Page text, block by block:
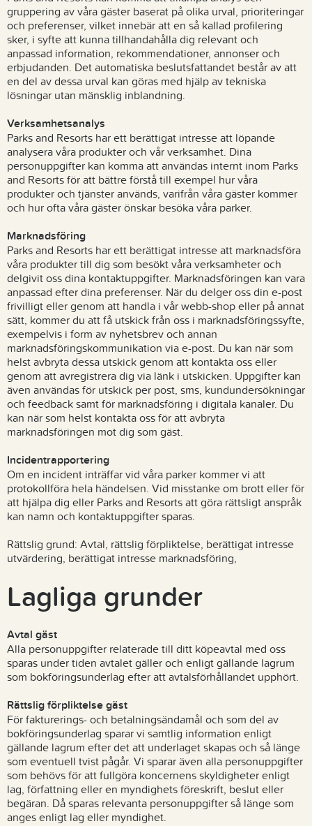
gruppering av våra gäster baserat på olika urval, prioriteringar
och preferenser, vilket innebär att en så kallad profilering
sker, i syfte att kunna tillhandahålla dig relevant och
anpassad information, rekommendationer, annonser och
erbjudanden. Det automatiska beslutsfattandet består av att
en del av dessa urval kan göras med hjälp av tekniska
lösningar utan mänsklig inblandning.
Verksamhetsanalys
Parks and Resorts har ett berättigat intresse att löpande
analysera våra produkter och vår verksamhet. Dina
personuppgifter kan komma att användas internt inom Parks
and Resorts för att bättre förstå till exempel hur våra
produkter och tjänster används, varifrån våra gäster kommer
och hur ofta våra gäster önskar besöka våra parker.
Marknadsföring
Parks and Resorts har ett berättigat intresse att marknadsföra
våra produkter till dig som besökt våra verksamheter och
delgivit oss dina kontaktuppgifter. Marknadsföringen kan vara
anpassad efter dina preferenser. När du delger oss din e-post
frivilligt eller genom att handla i vår webb-shop eller på annat
sätt, kommer du att få utskick från oss i marknadsföringssyfte,
exempelvis i form av nyhetsbrev och annan
marknadsföringskommunikation via e-post. Du kan när som
helst avbryta dessa utskick genom att kontakta oss eller
genom att avregistrera dig via länk i utskicken. Uppgifter kan
även användas för utskick per post, sms, kundundersökningar
och feedback samt för marknadsföring i digitala kanaler. Du
kan när som helst kontakta oss för att avbryta
marknadsföringen mot dig som gäst.
Incidentrapportering
Om en incident inträffar vid våra parker kommer vi att
protokollföra hela händelsen. Vid misstanke om brott eller för
att hjälpa dig eller Parks and Resorts att göra rättsligt anspråk
kan namn och kontaktuppgifter sparas.
Rättslig grund: Avtal, rättslig förpliktelse, berättigat intresse
utvärdering, berättigat intresse marknadsföring,
Lagliga grunder
Avtal gäst
Alla personuppgifter relaterade till ditt köpeavtal med oss
sparas under tiden avtalet gäller och enligt gällande lagrum
som bokföringsunderlag efter att avtalsförhållandet upphört.
Rättslig förpliktelse gäst
För fakturerings- och betalningsändamål och som del av
bokföringsunderlag sparar vi samtlig information enligt
gällande lagrum efter det att underlaget skapas och så länge
som eventuell tvist pågår. Vi sparar även alla personuppgifter
som behövs för att fullgöra koncernens skyldigheter enligt
lag, författning eller en myndighets föreskrift, beslut eller
begäran. Då sparas relevanta personuppgifter så länge som
anges enligt lag eller myndighet.